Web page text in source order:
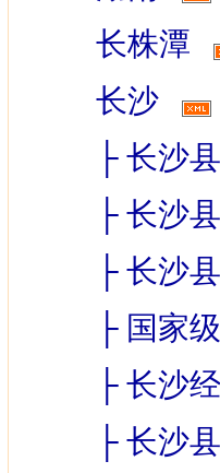
长株潭
长沙
├ 长沙
├ 长沙
├ 长沙
├ 国家
├ 长沙
├ 长沙